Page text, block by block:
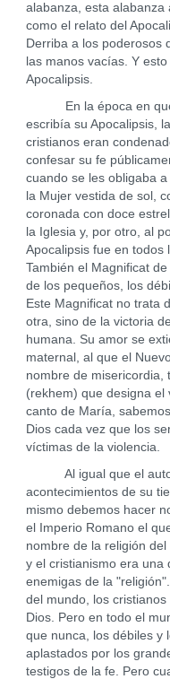
alabanza, esta alabanza
como el relato del
Derriba a los poderosos
las manos vacías. Y
Apocalipsis.
En la época en que
escribía su Apocalipsis,
cristianos eran
confesar su fe
cuando se les obligaba
la Mujer vestida de sol,
coronada con doce
la Iglesia y, por otro, al
Apocalipsis fue en todos
También el Magnificat
de los pequeños, los
Este Magnificat no trata
otra, sino de la victoria
humana. Su amor se
maternal, al que el
nombre de misericordia,
(rekhem) que designa el
canto de María,
Dios cada vez que los
víctimas de la violencia.
Al igual que el autor
acontecimientos de su
mismo debemos hacer
el Imperio Romano el
nombre de la religión
y el cristianismo era una
enemigas de la
del mundo, los
Dios. Pero en todo el
que nunca, los débiles y
aplastados por los
testigos de la fe. Pero